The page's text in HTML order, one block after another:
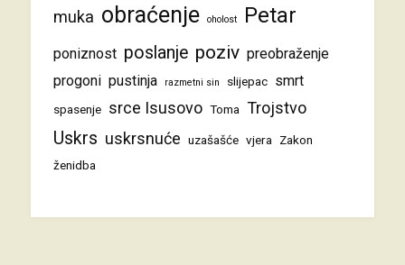
muka obraćenje oholost Petar
poniznost poslanje poziv preobraženje
progoni pustinja razmetni sin slijepac smrt
spasenje srce Isusovo Toma Trojstvo
Uskrs uskrsnuće uzašašće vjera
Zakon
ženidba